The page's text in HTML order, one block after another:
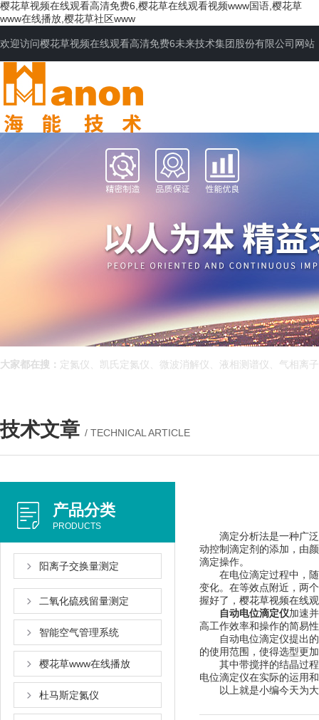
樱花草视频在线观看高清免费6,樱花草在线观看视频www国语,樱花草
www在线播放,樱花草社区www
欢迎访问樱花草视频在线观看高清免费6未来技术集团股份有限公司网站
网站首页
大家都在搜： 定氮仪、凯氏定氮仪、微波消解仪、液相测谱仪、气相离子
技术文章 / TECHNICAL ARTICLE
产品分类
PRODUCTS
阳离子交换量测定
二氧化硫残留量测定
智能空气管理系统
樱花草www在线播放
杜马斯定氮仪
滴定分析法是一种广泛使
动控制滴定剂的添加，
滴定操作。
在电位滴定过程中，
变化。在等效点附近
握好了，樱花草视频在
自动电位滴定仪加速
高工作效率和操作的简易性
自动电位滴定仪提出的选
的使用范围，使得选型
其中带搅拌的结晶过程是很
电位滴定仪在实际的运用和工
以上就是小编今天为大家